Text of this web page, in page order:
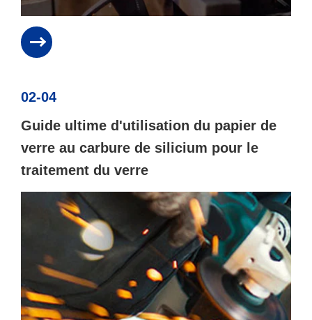
02-04
Guide ultime d'utilisation du papier de
verre au carbure de silicium pour le
traitement du verre